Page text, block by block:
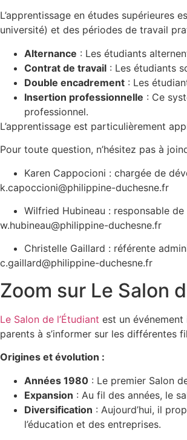
L’apprentissage en études supérieures
université) et des périodes de travail
Alternance : Les étudiants
Contrat de travail : Les étudiants
Double encadrement : Les
Insertion professionnelle : Ce
professionnel.
L’apprentissage est particulièrement
Pour toute question, n’hésitez pas à
Karen Cappocioni : chargée de
k.capoccioni@philippine-duchesne.fr
Wilfried Hubineau : responsable
w.hubineau@philippine-duchesne.fr
Christelle Gaillard : référente
c.gaillard@philippine-duchesne.fr
Zoom sur Le Salon
Le Salon de l’Étudiant est un
parents à s’informer sur les différentes
Origines et évolution :
Années 1980 : Le premier Salon
Expansion : Au fil des années, le
Diversification : Aujourd’hui, il
l’éducation et des entreprises.